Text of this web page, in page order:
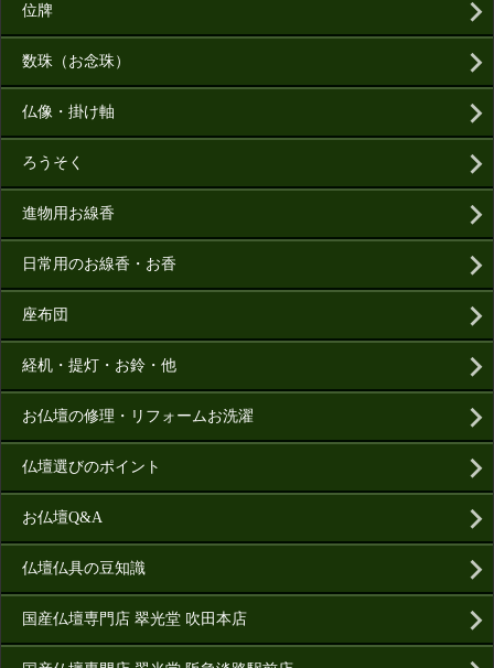
位牌
数珠（お念珠）
仏像・掛け軸
ろうそく
進物用お線香
日常用のお線香・お香
座布団
経机・提灯・お鈴・他
お仏壇の修理・リフォームお洗濯
仏壇選びのポイント
お仏壇Q&A
仏壇仏具の豆知識
国産仏壇専門店 翠光堂 吹田本店